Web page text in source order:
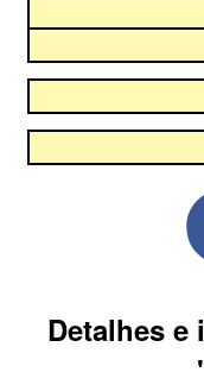
Detalhes e